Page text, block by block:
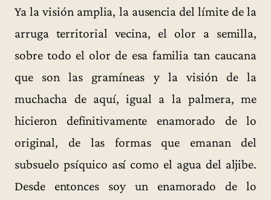
Ya la visión amplia, la ausencia del límite de la
arruga territorial vecina, el olor a semilla,
sobre todo el olor de esa familia tan caucana
que son las gramíneas y la visión de la
muchacha de aquí, igual a la palmera, me
hicieron definitivamente enamorado de lo
original, de las formas que emanan del
subsuelo psíquico así como el agua del aljibe.
Desde entonces soy un enamorado de lo